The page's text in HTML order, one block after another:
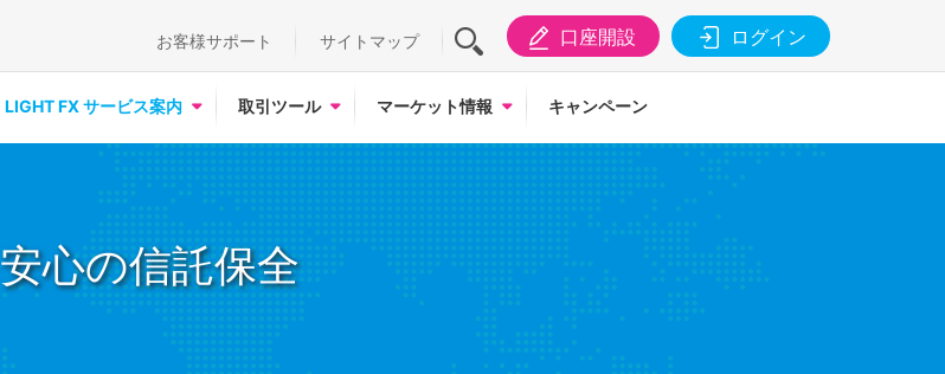
お客様サポート サイトマップ 口座開設 ログイン
LIGHT FX サービス案内 取引ツール マーケット情報 キャンペーン
安心の信託保全